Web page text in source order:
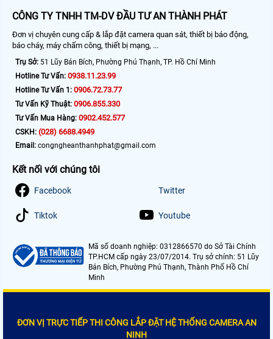
CÔNG TY TNHH TM-DV ĐẦU TƯ AN THÀNH PHÁT
Đơn vị chuyên cung cấp & lắp đặt camera quan sát, thiết bị báo động,
báo cháy, máy chấm công, thiết bị mạng, ...
Trụ Sở: 51 Lũy Bán Bích, Phường Phú Thạnh, TP. Hồ Chí Minh
Hotline Tư Vấn: 0938.11.23.99
Hotline Tư Vấn 1: 0906.72.73.77
Tư Vấn Kỹ Thuật: 0906.855.330
Tư Vấn Mua Hàng: 0902.452.577
CSKH: (028) 6688.4949
Email: congngheanthanhphat@gmail.com
Kết nối với chúng tôi
Facebook Twitter
Tiktok Youtube
Mã số doanh nghiệp: 0312866570 do Sở Tài Chính
TP.HCM cấp ngày 23/07/2014. Trụ sở chính: 51 Lũy
Bán Bích, Phường Phú Thạnh, Thành Phố Hồ Chí
Minh
ĐƠN VỊ TRỰC TIẾP THI CÔNG LẮP ĐẶT HỆ THỐNG CAMERA AN
NINH